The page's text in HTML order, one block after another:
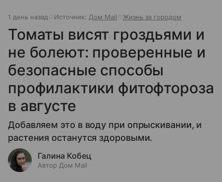
1 день назад Источник: Дом Mail Жизнь за городом
Томаты висят гроздьями и
не болеют: проверенные и
безопасные способы
профилактики фитофтороза
в августе
Добавляем это в воду при опрыскивании, и
растения останутся здоровыми.
Галина Кобец
Автор Дом Mail